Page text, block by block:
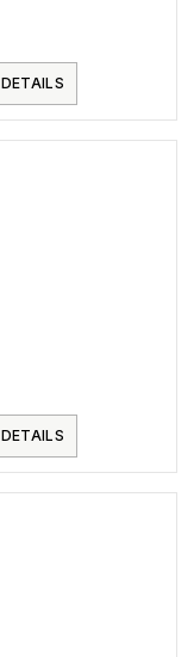
DETAILS
DETAILS